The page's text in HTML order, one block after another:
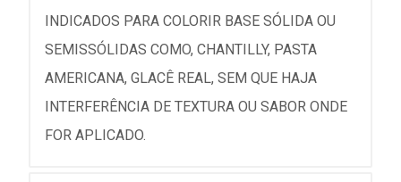
INDICADOS PARA COLORIR BASE SÓLIDA OU
SEMISSÓLIDAS COMO, CHANTILLY, PASTA
AMERICANA, GLACÊ REAL, SEM QUE HAJA
INTERFERÊNCIA DE TEXTURA OU SABOR ONDE
FOR APLICADO.